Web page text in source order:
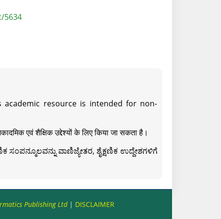
5634
academic resource is intended for non-
एवं शैक्षिक उद्देश्यों के लिए किया जा सकता है।
ವಾಣಿಜ್ಯೇತರ, ಶೈಕ್ಷಣಿಕ ಉದ್ದೇಶಗಳಿಗೆ
Publishing Ltd| DISCLAIMER